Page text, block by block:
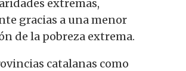
extremas,
gracias a una menor
de la pobreza extrema.
catalanas como